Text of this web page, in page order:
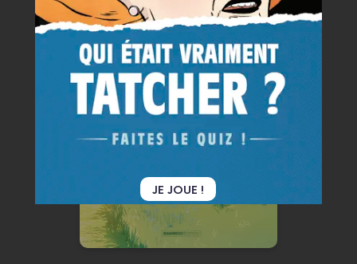
Le Jour où...
Tome 10
Date de parution :
02/09/2026
Que reste-t-il de nous lorsque
nous avons coché toutes les
cases attendues ?
En voir +
JE JOUE !